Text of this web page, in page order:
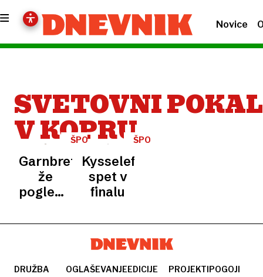
Novice
SVETOVNI POKAL
V KOPRU
ŠPORTNO
Garnbretova
že
pogleduje
olimpijskim
ŠPORT
Kysselefova
spet v
finalu
DRUŽBA
OGLAŠEVANJEEDICIJE
PROJEKTIPOGOJI